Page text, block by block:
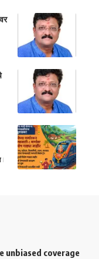
unbiased coverage